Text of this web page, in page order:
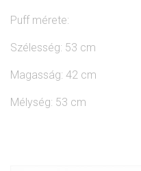
Puff mérete:
Szélesség: 53 cm
Magasság: 42 cm
Mélység: 53 cm